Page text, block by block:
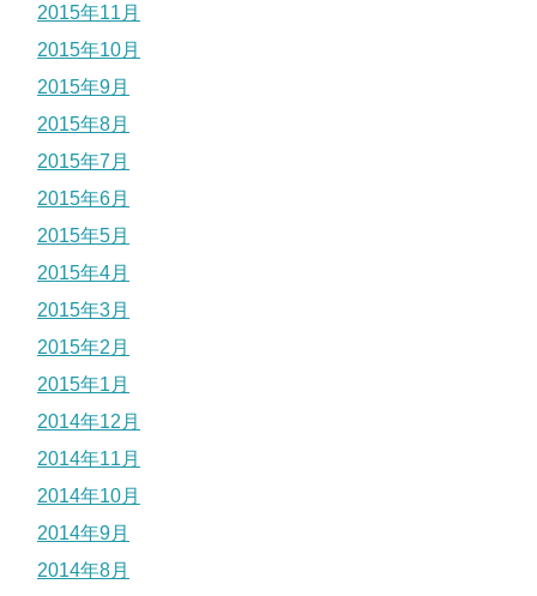
2015年11月
2015年10月
2015年9月
2015年8月
2015年7月
2015年6月
2015年5月
2015年4月
2015年3月
2015年2月
2015年1月
2014年12月
2014年11月
2014年10月
2014年9月
2014年8月